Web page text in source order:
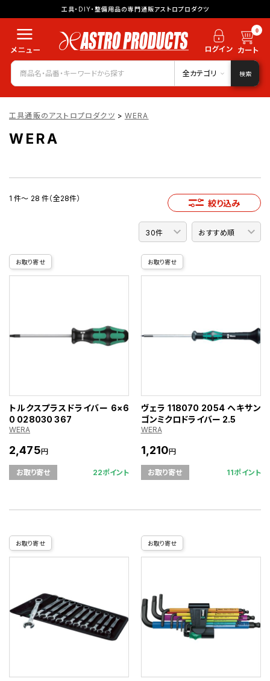
工具・DIY・整備用品の専門通販アストロプロダクツ
0
全カテゴリ 検索
工具通販のアストロプロダクツ > WERA
WERA
1 件～ 28 件（全28件） 絞り込み
お取り寄せ
トルクスプラスドライバー 6×6
0 028030 367
WERA
2,475円
お取り寄せ 22ポイント
お取り寄せ
ヴェラ 118070 2054 ヘキサン
ゴンミクロドライバー 2.5
WERA
1,210円
お取り寄せ 11ポイント
お取り寄せ お取り寄せ